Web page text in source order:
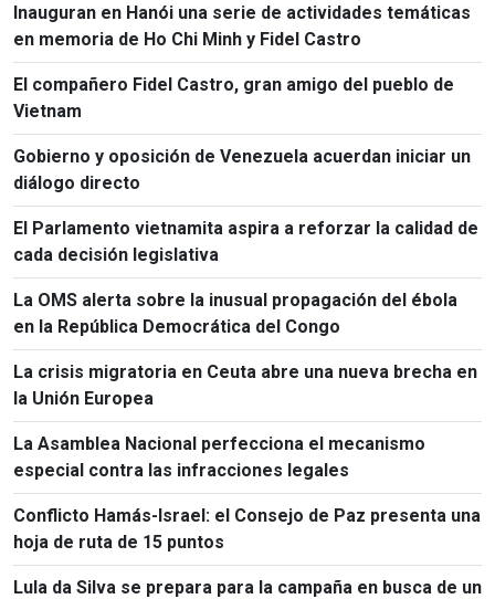
Inauguran en Hanói una serie de actividades temáticas
en memoria de Ho Chi Minh y Fidel Castro
El compañero Fidel Castro, gran amigo del pueblo de
Vietnam
Gobierno y oposición de Venezuela acuerdan iniciar un
diálogo directo
El Parlamento vietnamita aspira a reforzar la calidad de
cada decisión legislativa
La OMS alerta sobre la inusual propagación del ébola
en la República Democrática del Congo
La crisis migratoria en Ceuta abre una nueva brecha en
la Unión Europea
La Asamblea Nacional perfecciona el mecanismo
especial contra las infracciones legales
Conflicto Hamás-Israel: el Consejo de Paz presenta una
hoja de ruta de 15 puntos
Lula da Silva se prepara para la campaña en busca de un